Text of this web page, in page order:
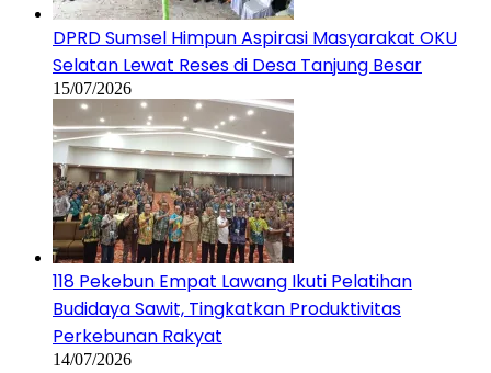
DPRD Sumsel Himpun Aspirasi Masyarakat OKU
Selatan Lewat Reses di Desa Tanjung Besar
15/07/2026
118 Pekebun Empat Lawang Ikuti Pelatihan
Budidaya Sawit, Tingkatkan Produktivitas
Perkebunan Rakyat
14/07/2026